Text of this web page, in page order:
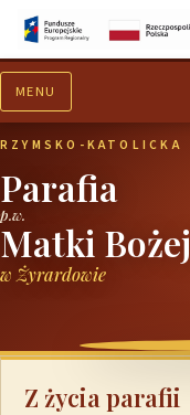
MENU
RZYMSKO-KATOLICKA
Parafia
p.w.
Matki
w Żyrardowie
Z życia parafii